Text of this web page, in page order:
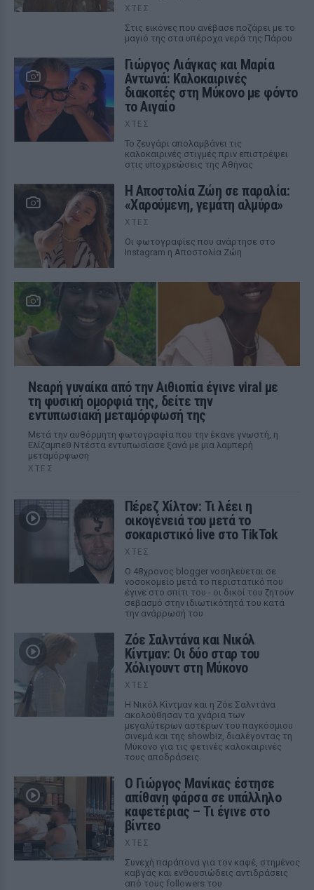
ΧΤΕΣ
Στις εικόνες που ανέβασε ποζάρει με το
μαγιό της στα υπέροχα νερά της Πάρου
Γιώργος Λιάγκας και Μαρία
Αντωνά: Καλοκαιρινές
διακοπές στη Μύκονο με φόντο
το Αιγαίο
ΧΤΕΣ
Το ζευγάρι απολαμβάνει τις
καλοκαιρινές στιγμές πριν επιστρέψει
στις υποχρεώσεις της Αθήνας
Η Αποστολία Ζώη σε παραλία:
«Χαρούμενη, γεμάτη αλμύρα»
ΧΤΕΣ
Οι φωτογραφίες που ανάρτησε στο
Instagram η Αποστολία Ζώη
Νεαρή γυναίκα από την Αιθιοπία έγινε viral με
τη φυσική ομορφιά της, δείτε την
εντυπωσιακή μεταμόρφωσή της
Μετά την αυθόρμητη φωτογραφία που την έκανε γνωστή, η
Ελίζαμπεθ Ντέστα εντυπωσίασε ξανά με μια λαμπερή
μεταμόρφωση
ΧΤΕΣ
Πέρεζ Χίλτον: Τι λέει η
οικογένειά του μετά το
σοκαριστικό live στο TikTok
ΧΤΕΣ
Ο 48χρονος blogger νοσηλεύεται σε
νοσοκομείο μετά το περιστατικό που
έγινε στο σπίτι του - οι δικοί του ζητούν
σεβασμό στην ιδιωτικότητά του κατά
την ανάρρωσή του
Ζόε Σαλντάνα και Νικόλ
Κίντμαν: Οι δύο σταρ του
Χόλιγουντ στη Μύκονο
ΧΤΕΣ
Η Νικόλ Κίντμαν και η Ζόε Σαλντάνα
ακολούθησαν τα χνάρια των
μεγαλύτερων αστέρων του παγκόσμιου
σινεμά και της showbiz, διαλέγοντας τη
Μύκονο για τις φετινές καλοκαιρινές
τους αποδράσεις.
Ο Γιώργος Μανίκας έστησε
απίθανη φάρσα σε υπάλληλο
καφετέριας – Τι έγινε στο
βίντεο
ΧΤΕΣ
Συνεχή παράπονα για τον καφέ, στημένος
καβγάς και ενθουσιώδεις αντιδράσεις
από τους followers του